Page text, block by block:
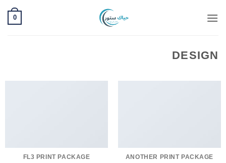
للمحتوى
0
DESIGN
ANOTHER PRINT PACKAGE
FL3 PRINT PACKAGE